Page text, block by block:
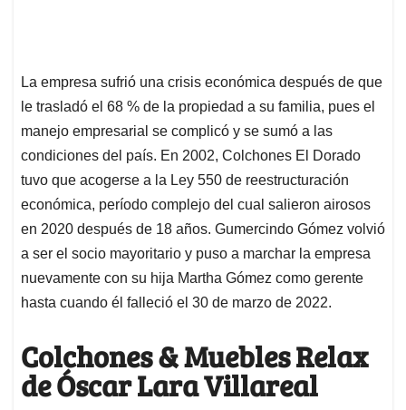
La empresa sufrió una crisis económica después de que
le trasladó el 68 % de la propiedad a su familia, pues el
manejo empresarial se complicó y se sumó a las
condiciones del país. En 2002, Colchones El Dorado
tuvo que acogerse a la Ley 550 de reestructuración
económica, período complejo del cual salieron airosos
en 2020 después de 18 años. Gumercindo Gómez volvió
a ser el socio mayoritario y puso a marchar la empresa
nuevamente con su hija Martha Gómez como gerente
hasta cuando él falleció el 30 de marzo de 2022.
Colchones & Muebles Relax
de Óscar Lara Villareal